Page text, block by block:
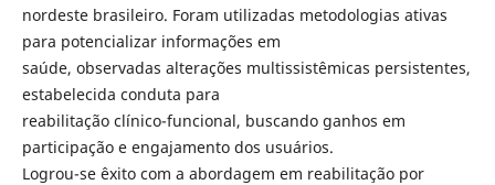
nordeste brasileiro. Foram utilizadas metodologias ativas
para potencializar informações em
saúde, observadas alterações multissistêmicas persistentes,
estabelecida conduta para
reabilitação clínico-funcional, buscando ganhos em
participação e engajamento dos usuários.
Logrou-se êxito com a abordagem em reabilitação por